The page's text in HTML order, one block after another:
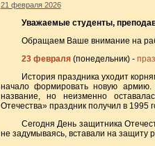
21 февраля 2026
Уважаемые студенты,
Обращаем Ваше внимание на
23 февраля (понедельник) -
История праздника уходит
начало формировать новую
название, но неизменно
Отечества» праздник получил в 1995
Сегодня День защитника
не задумываясь, вставали на защиту